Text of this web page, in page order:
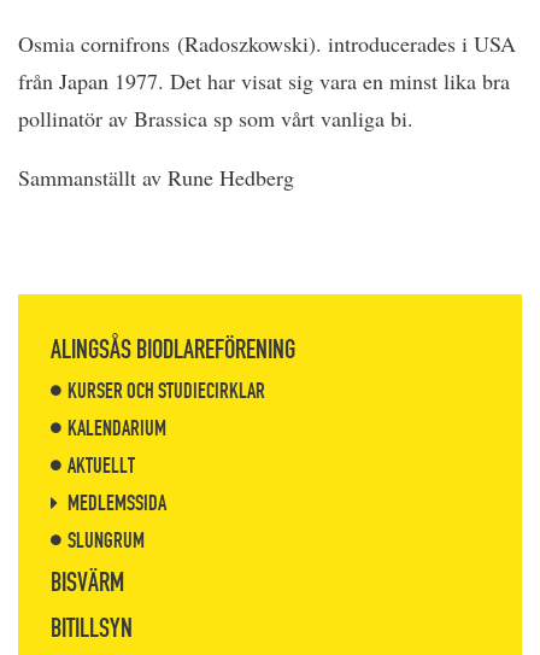
Osmia cornifrons (Radoszkowski). introducerades i USA
från Japan 1977. Det har visat sig vara en minst lika bra
pollinatör av Brassica sp som vårt vanliga bi.
Sammanställt av Rune Hedberg
ALINGSÅS BIODLAREFÖRENING
KURSER OCH STUDIECIRKLAR
KALENDARIUM
AKTUELLT
MEDLEMSSIDA
SLUNGRUM
BISVÄRM
BITILLSYN